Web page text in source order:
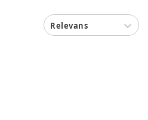
Relevans